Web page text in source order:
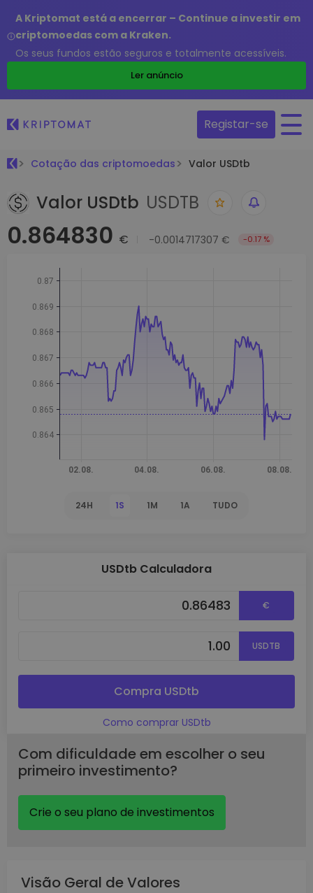
A Kriptomat está a encerrar – Continue a investir em
criptomoedas com a Kraken.
Os seus fundos estão seguros e totalmente acessíveis.
Ler anúncio
Registar-se
Cotação das criptomoedas Valor USDtb
Valor USDtb USDTB
0.864830 € -0.0014717307 € -0.17 %
24H 1S 1M 1A TUDO
USDtb Calculadora
€
USDTB
Compra USDtb
Como comprar USDtb
Com dificuldade em escolher o seu
primeiro investimento?
Crie o seu plano de investimentos
Visão Geral de Valores